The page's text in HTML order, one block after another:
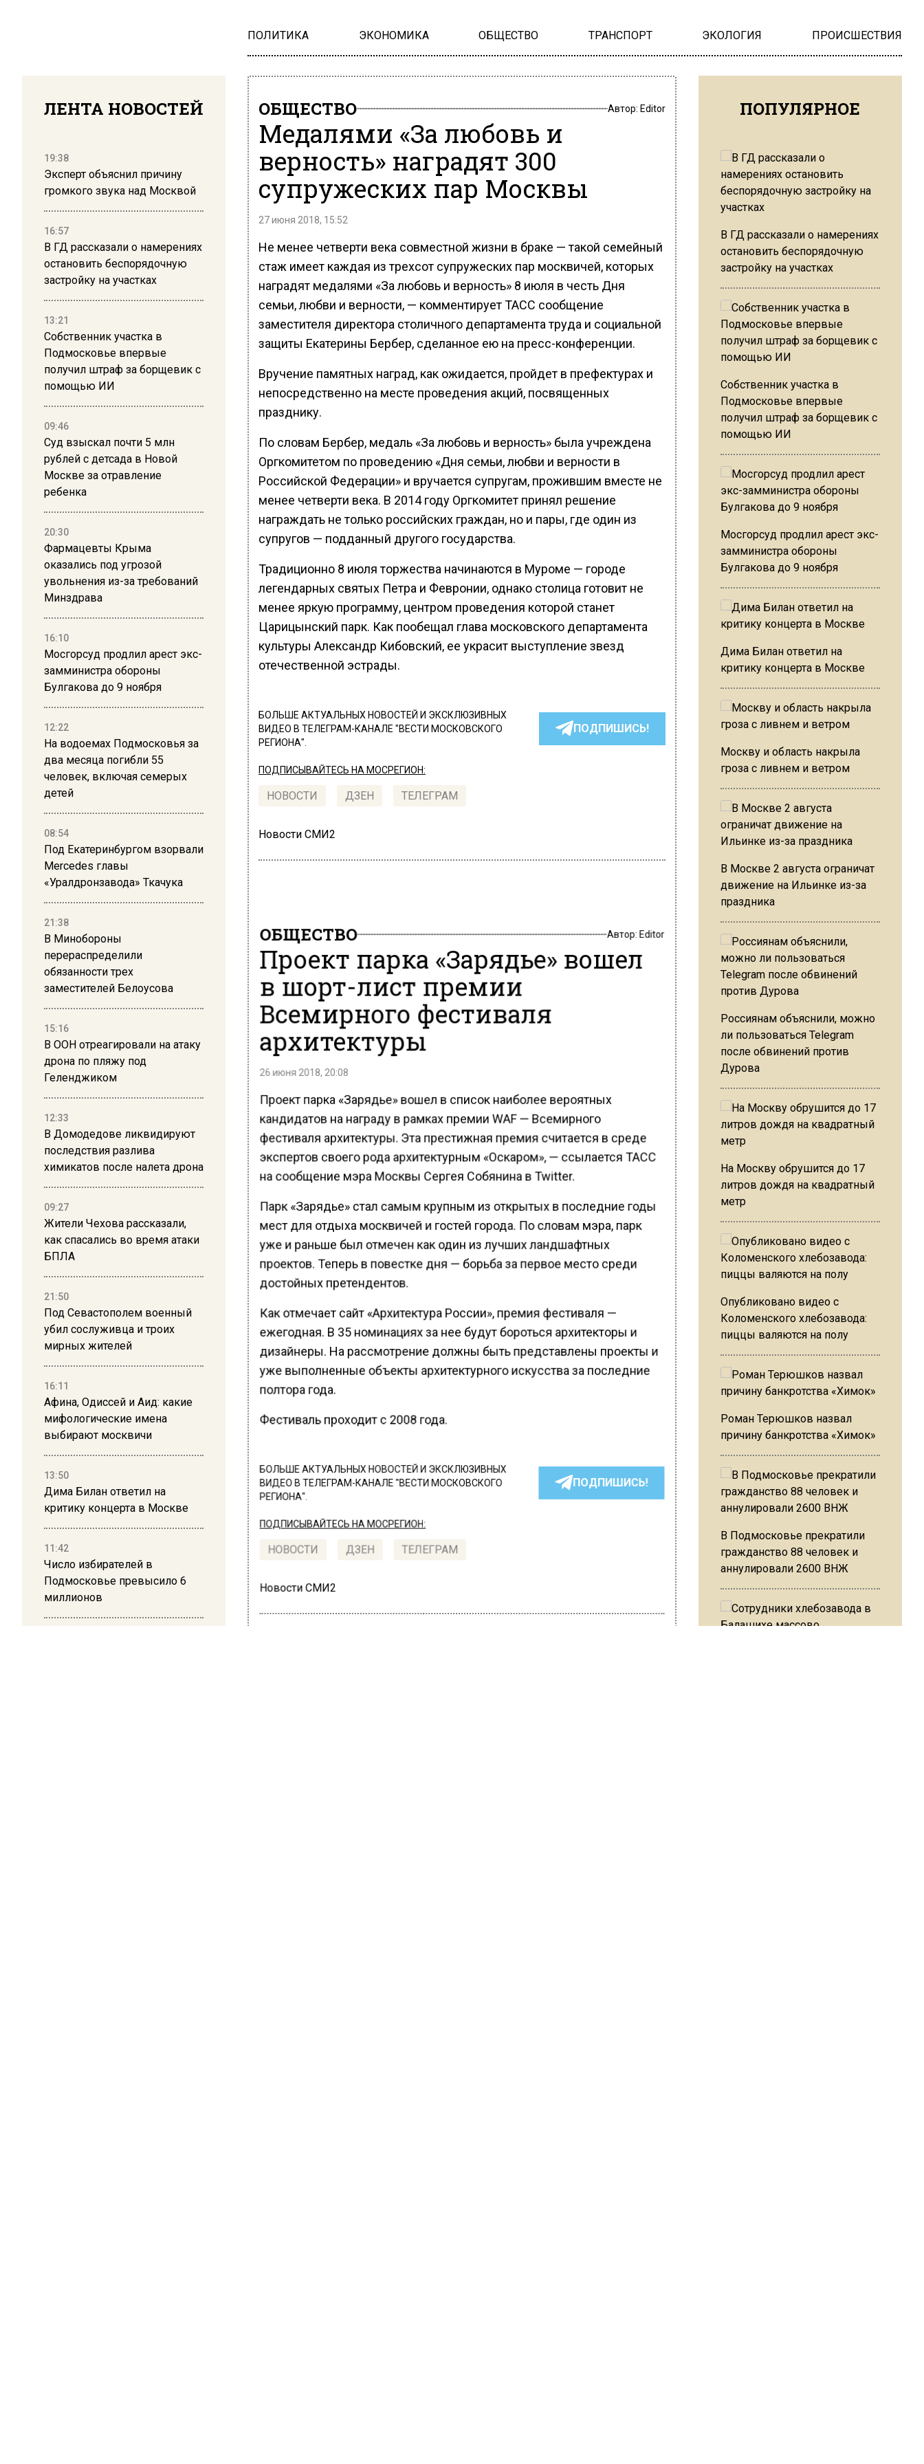
ПОЛИТИКА ЭКОНОМИКА ОБЩЕСТВО ТРАНСПОРТ ЭКОЛОГИЯ ПРОИСШЕСТВИЯ
ЛЕНТА НОВОСТЕЙ
19:38
Эксперт объяснил причину
громкого звука над Москвой
16:57
В ГД рассказали о намерениях
остановить беспорядочную
застройку на участках
13:21
Собственник участка в
Подмосковье впервые
получил штраф за борщевик с
помощью ИИ
09:46
Суд взыскал почти 5 млн
рублей с детсада в Новой
Москве за отравление
ребенка
20:30
Фармацевты Крыма
оказались под угрозой
увольнения из-за требований
Минздрава
16:10
Мосгорсуд продлил арест экс-
замминистра обороны
Булгакова до 9 ноября
12:22
На водоемах Подмосковья за
два месяца погибли 55
человек, включая семерых
детей
08:54
Под Екатеринбургом взорвали
Mercedes главы
«Уралдронзавода» Ткачука
21:38
В Минобороны
перераспределили
обязанности трех
заместителей Белоусова
15:16
В ООН отреагировали на атаку
дрона по пляжу под
Геленджиком
12:33
В Домодедове ликвидируют
последствия разлива
химикатов после налета дрона
09:27
Жители Чехова рассказали,
как спасались во время атаки
БПЛА
21:50
Под Севастополем военный
убил сослуживца и троих
мирных жителей
16:11
Афина, Одиссей и Аид: какие
мифологические имена
выбирают москвичи
13:50
Дима Билан ответил на
критику концерта в Москве
11:42
Число избирателей в
Подмосковье превысило 6
миллионов
ОБЩЕСТВО Автор: Editor
Медалями «За любовь и
верность» наградят 300
супружеских пар Москвы
27 июня 2018, 15:52
Не менее четверти века совместной жизни в браке — такой семейный
стаж имеет каждая из трехсот супружеских пар москвичей, которых
наградят медалями «За любовь и верность» 8 июля в честь Дня
семьи, любви и верности, — комментирует ТАСС сообщение
заместителя директора столичного департамента труда и социальной
защиты Екатерины Бербер, сделанное ею на пресс-конференции.
Вручение памятных наград, как ожидается, пройдет в префектурах и
непосредственно на месте проведения акций, посвященных
празднику.
По словам Бербер, медаль «За любовь и верность» была учреждена
Оргкомитетом по проведению «Дня семьи, любви и верности в
Российской Федерации» и вручается супругам, прожившим вместе не
менее четверти века. В 2014 году Оргкомитет принял решение
награждать не только российских граждан, но и пары, где один из
супругов — подданный другого государства.
Традиционно 8 июля торжества начинаются в Муроме — городе
легендарных святых Петра и Февронии, однако столица готовит не
менее яркую программу, центром проведения которой станет
Царицынский парк. Как пообещал глава московского департамента
культуры Александр Кибовский, ее украсит выступление звезд
отечественной эстрады.
БОЛЬШЕ АКТУАЛЬНЫХ НОВОСТЕЙ И ЭКСКЛЮЗИВНЫХ
ВИДЕО В ТЕЛЕГРАМ-КАНАЛЕ "ВЕСТИ МОСКОВСКОГО
РЕГИОНА".
ПОДПИШИСЬ!
ПОДПИСЫВАЙТЕСЬ НА МОСРЕГИОН:
НОВОСТИ ДЗЕН ТЕЛЕГРАМ
Новости СМИ2
ОБЩЕСТВО Автор:Editor
Проект парка «Зарядье» вошел
в шорт-лист премии
Всемирного фестиваля
архитектуры
26 июня 2018, 20:08
Проект парка «Зарядье» вошел в список наиболее вероятных
кандидатов на награду в рамках премии WAF — Всемирного
фестиваля архитектуры. Эта престижная премия считается в среде
экспертов своего рода архитектурным «Оскаром», — ссылается ТАСС
на сообщение мэра Москвы Сергея Собянина в Twitter.
Парк «Зарядье» стал самым крупным из открытых в последние годы
мест для отдыха москвичей и гостей города. По словам мэра, парк
уже и раньше был отмечен как один из лучших ландшафтных
проектов. Теперь в повестке дня — борьба за первое место среди
достойных претендентов.
Как отмечает сайт «Архитектура России», премия фестиваля —
ежегодная. В 35 номинациях за нее будут бороться архитекторы и
дизайнеры. На рассмотрение должны быть представлены проекты и
уже выполненные объекты архитектурного искусства за последние
полтора года.
Фестиваль проходит с 2008 года.
БОЛЬШЕ АКТУАЛЬНЫХ НОВОСТЕЙ И ЭКСКЛЮЗИВНЫХ
ВИДЕО В ТЕЛЕГРАМ-КАНАЛЕ "ВЕСТИ МОСКОВСКОГО
РЕГИОНА".
ПОДПИШИСЬ!
ПОДПИСЫВАЙТЕСЬ НА МОСРЕГИОН:
НОВОСТИ ДЗЕН ТЕЛЕГРАМ
Новости СМИ2
ПОПУЛЯРНОЕ
В ГД рассказали о намерениях
остановить беспорядочную
застройку на участках
Собственник участка в
Подмосковье впервые
получил штраф за борщевик с
помощью ИИ
Мосгорсуд продлил арест экс-
замминистра обороны
Булгакова до 9 ноября
Дима Билан ответил на
критику концерта в Москве
Москву и область накрыла
гроза с ливнем и ветром
В Москве 2 августа ограничат
движение на Ильинке из-за
праздника
Россиянам объяснили, можно
ли пользоваться Telegram
после обвинений против
Дурова
На Москву обрушится до 17
литров дождя на квадратный
метр
Опубликовано видео с
Коломенского хлебозавода:
пиццы валяются на полу
Роман Терюшков назвал
причину банкротства «Химок»
В Подмосковье прекратили
гражданство 88 человек и
аннулировали 2600 ВНЖ